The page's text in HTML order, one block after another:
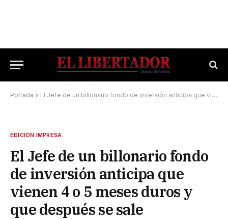
Portada » El Jefe de un billonario fondo de inversión anticipa que vienen 4 o 5 meses duros y que después se sale
EDICIÓN IMPRESA
El Jefe de un billonario fondo
de inversión anticipa que
vienen 4 o 5 meses duros y
que después se sale